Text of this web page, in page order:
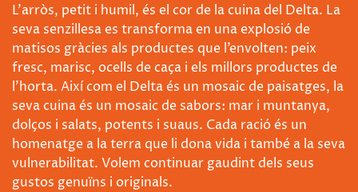
L’arròs, petit i humil, és el cor de la cuina del Delta. La
seva senzillesa es transforma en una explosió de
matisos gràcies als productes que l’envolten: peix
fresc, marisc, ocells de caça i els millors productes de
l’horta. Així com el Delta és un mosaic de paisatges, la
seva cuina és un mosaic de sabors: mar i muntanya,
dolços i salats, potents i suaus. Cada ració és un
homenatge a la terra que li dona vida i també a la seva
vulnerabilitat. Volem continuar gaudint dels seus
gustos genuïns i originals.